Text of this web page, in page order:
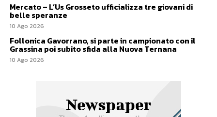
Mercato – L’Us Grosseto ufficializza tre giovani di
belle speranze
10 Ago 2026
Follonica Gavorrano, si parte in campionato con il
Grassina poi subito sfida alla Nuova Ternana
10 Ago 2026